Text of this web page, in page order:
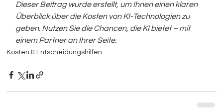
Dieser Beitrag wurde erstellt, um Ihnen einen klaren
Überblick über die Kosten von KI-Technologien zu
geben. Nutzen Sie die Chancen, die KI bietet – mit
einem Partner an Ihrer Seite.
Kosten & Entscheidungshilfen